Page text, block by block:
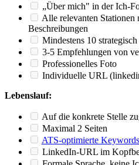
„Über mich" in der Ich-
Alle relevanten Stationen
Beschreibungen
Mindestens 10
3-5 Empfehlungen von
Professionelles Foto
Individuelle URL
Lebenslauf:
Auf die konkrete Stelle
Maximal 2 Seiten
ATS-optimierte Keywords
LinkedIn-URL im